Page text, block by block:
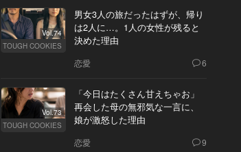
Vol.74
TOUGH COOKIES
男女3人の旅だったはずが、帰り
は2人に…。1人の女性が残ると
決めた理由
恋愛 6
Vol.73
TOUGH COOKIES
「今日はたくさん甘えちゃお」
再会した母の無邪気な一言に、
娘が激怒した理由
恋愛 9